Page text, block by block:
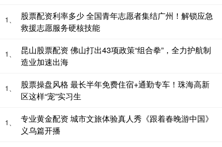
1、
股票配资利率多少 全国青年志愿者集结广州！解锁应急
救援志愿服务硬核技能
1、
昆山股票配资 佛山打出43项政策“组合拳”，全力护航制
造业加速出海
1、
股票操盘风格 最长半年免费住宿+通勤专车！珠海高新
区这样“宠”实习生
1、
专业黄金配资 城市文旅体验真人秀《跟着春晚游中国》
义乌篇开播